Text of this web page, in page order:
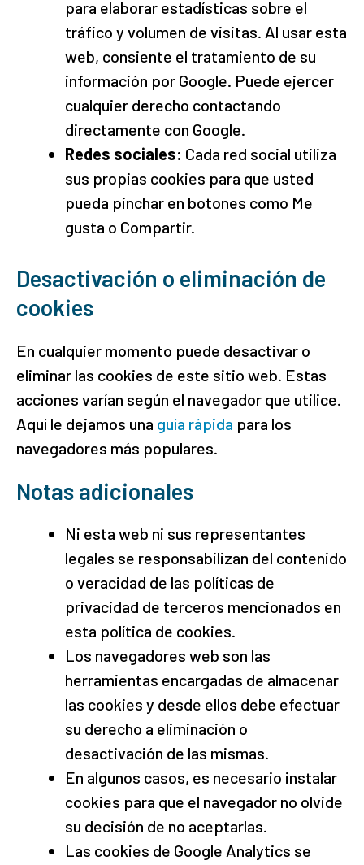
para elaborar estadísticas sobre el
tráfico y volumen de visitas. Al usar esta
web, consiente el tratamiento de su
información por Google. Puede ejercer
cualquier derecho contactando
directamente con Google.
Redes sociales: Cada red social utiliza
sus propias cookies para que usted
pueda pinchar en botones como Me
gusta o Compartir.
Desactivación o eliminación de
cookies
En cualquier momento puede desactivar o
eliminar las cookies de este sitio web. Estas
acciones varían según el navegador que utilice.
Aquí le dejamos una guía rápida para los
navegadores más populares.
Notas adicionales
Ni esta web ni sus representantes
legales se responsabilizan del contenido
o veracidad de las políticas de
privacidad de terceros mencionados en
esta política de cookies.
Los navegadores web son las
herramientas encargadas de almacenar
las cookies y desde ellos debe efectuar
su derecho a eliminación o
desactivación de las mismas.
En algunos casos, es necesario instalar
cookies para que el navegador no olvide
su decisión de no aceptarlas.
Las cookies de Google Analytics se